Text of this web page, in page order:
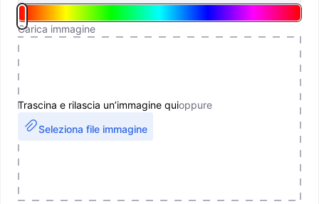
Carica immagine
Trascina e rilascia un’immagine quioppure
Seleziona file immagine